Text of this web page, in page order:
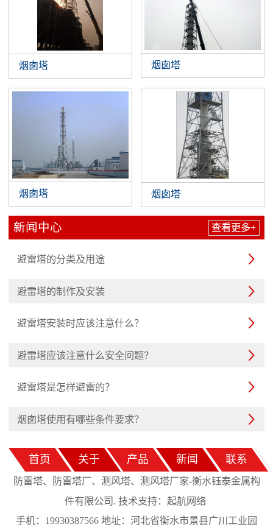
烟囱塔 烟囱塔
烟囱塔 烟囱塔
新闻中心 查看更多+

避雷塔的分类及用途

避雷塔的制作及安装

避雷塔安装时应该注意什么？

避雷塔应该注意什么安全问题？

避雷塔是怎样避雷的？

烟囱塔使用有哪些条件要求？
首页 关于 产品 新闻 联系
防雷塔、防雷塔厂、测风塔、测风塔厂家-衡水钰泰金属构
件有限公司. 技术支持： 起航网络
手机：19930387566 地址：河北省衡水市景县广川工业园